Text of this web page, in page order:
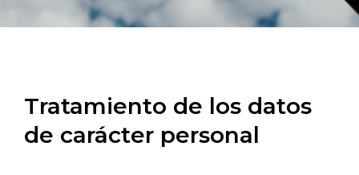
Tratamiento de los datos
de carácter personal